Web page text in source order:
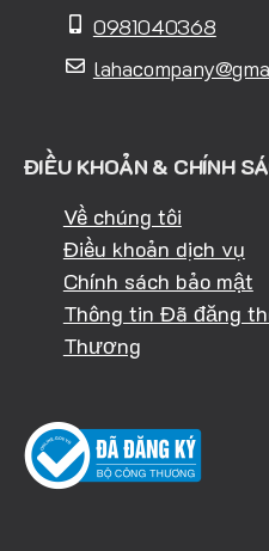
0981040368
ĐIỀU KHOẢN & CHÍNH
Về chúng tôi
Điều khoản dịch vụ
Chính sách bảo mật
Thông tin Đã đăng
Thương